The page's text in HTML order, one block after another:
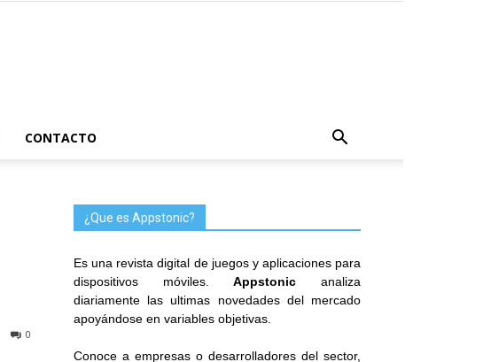
CONTACTO
0
¿Que es Appstonic?
Es una revista digital de juegos y aplicaciones para
dispositivos móviles.Appstonic analiza
diariamente las ultimas novedades del mercado
apoyándose en variables objetivas.
Conoce a empresas o desarrolladores del sector,